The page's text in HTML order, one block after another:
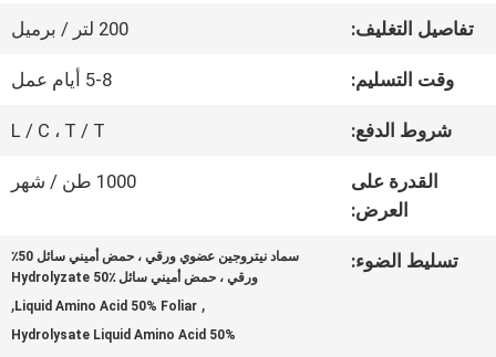
في
المعمل
مراقبة
الجودة
تفاصيل التغليف: 200 لتر / برميل
وقت التسليم: 5-8 أيام عمل
شروط الدفع: L / C ، T / T
القدرة على
العرض:
1000 طن / شهر
تسليط الضوء:
سماد نيتروجين عضوي ورقي ، حمض أميني سائل 50٪
ورقي ، حمض أميني سائل Hydrolyzate 50٪
,
Liquid Amino Acid 50% Foliar
,
Hydrolysate Liquid Amino Acid 50%